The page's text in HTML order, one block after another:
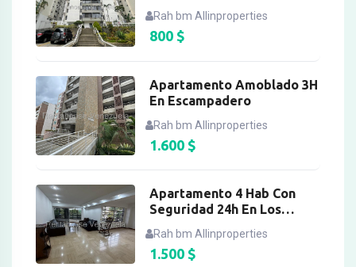
Rah bm Allinproperties
800$
Apartamento Amoblado 3H
En Escampadero
Rah bm Allinproperties
1.600 $
Apartamento 4 Hab Con
Seguridad 24h En Los
Rah bm Allinproperties
1.500 $